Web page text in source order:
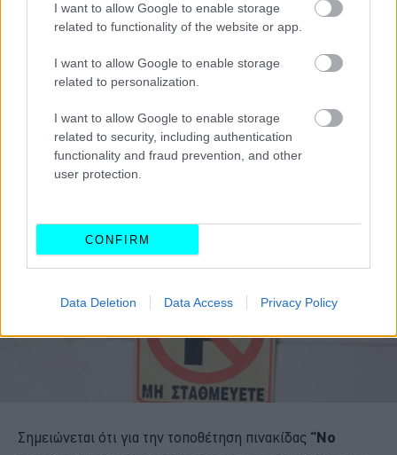
I want to allow Google to enable storage
related to functionality of the website or app.
I want to allow Google to enable storage
related to personalization.
I want to allow Google to enable storage
related to security, including authentication
functionality and fraud prevention, and other
user protection.
CONFIRM
Data Deletion Data Access Privacy Policy
Σημειώνεται ότι για την τοποθέτηση πινακίδας “No